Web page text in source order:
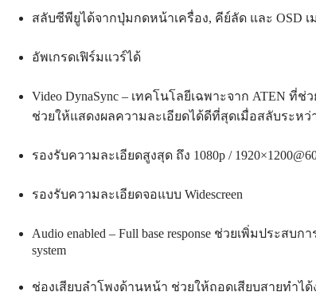
สลับซีพียูได้จากปุ่มกดหน้าเครื่อง, คีย์ลัด และ OSD เ
อัพเกรดเฟิร์มแวร์ได้
Video DynaSync – เทคโนโลยีเฉพาะจาก ATEN
ช่วยให้แสดงผลความละเอียดได้ดีที่สุดเมื่อสลับระหว่
รองรับความละเอียดสูงสุด ถึง 1080p /
รองรับความละเอียดจอแบบ Widescreen
Audio enabled – Full base response ช่วยเพิ่มประสบ
system
ช่องเสียบลำโพงด้านหน้า ช่วยให้ถอดเสียบสายทำไ